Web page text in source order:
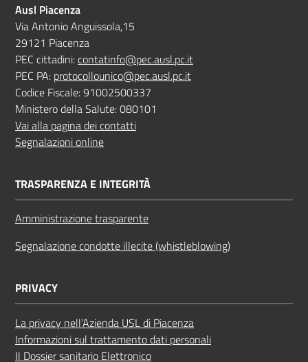
Ausl Piacenza
Via Antonio Anguissola,15
29121 Piacenza
PEC cittadini:contatinfo@pec.ausl.pc.it
PEC PA: protocollounico@pec.ausl.pc.it
Codice Fiscale: 91002500337
Ministero della Salute: 080101
Vai alla pagina dei contatti
Segnalazioni online
TRASPARENZA E INTEGRITÀ
Amministrazione trasparente
Segnalazione condotte illecite (whistleblowing)
PRIVACY
La privacy nell’Azienda USL di Piacenza
Informazioni sul trattamento dati personali
Il Dossier sanitario Elettronico